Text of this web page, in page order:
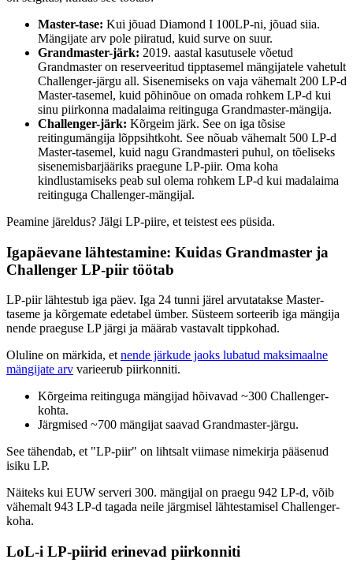
Master-tase: Kui jõuad Diamond I 100LP-ni, jõuad siia.
Mängijate arv pole piiratud, kuid surve on suur.
Grandmaster-järk: 2019. aastal kasutusele võetud
Grandmaster on reserveeritud tipptasemel mängijatele vahetult
Challenger-järgu all. Sisenemiseks on vaja vähemalt 200 LP-d
Master-tasemel, kuid põhinõue on omada rohkem LP-d kui
sinu piirkonna madalaima reitinguga Grandmaster-mängija.
Challenger-järk: Kõrgeim järk. See on iga tõsise
reitingumängija lõppsihtkoht. See nõuab vähemalt 500 LP-d
Master-tasemel, kuid nagu Grandmasteri puhul, on tõeliseks
sisenemisbarjääriks praegune LP-piir. Oma koha
kindlustamiseks peab sul olema rohkem LP-d kui madalaima
reitinguga Challenger-mängijal.
Peamine järeldus? Jälgi LP-piire, et teistest ees püsida.
Igapäevane lähtestamine: Kuidas Grandmaster ja
Challenger LP-piir töötab
LP-piir lähtestub iga päev. Iga 24 tunni järel arvutatakse Master-
taseme ja kõrgemate edetabel ümber. Süsteem sorteerib iga mängija
nende praeguse LP järgi ja määrab vastavalt tippkohad.
Oluline on märkida, et nende järkude jaoks lubatud maksimaalne
mängijate arv varieerub piirkonniti.
Kõrgeima reitinguga mängijad hõivavad ~300 Challenger-
kohta.
Järgmised ~700 mängijat saavad Grandmaster-järgu.
See tähendab, et "LP-piir" on lihtsalt viimase nimekirja pääsenud
isiku LP.
Näiteks kui EUW serveri 300. mängijal on praegu 942 LP-d, võib
vähemalt 943 LP-d tagada neile järgmisel lähtestamisel Challenger-
koha.
LoL-i LP-piirid erinevad piirkonniti